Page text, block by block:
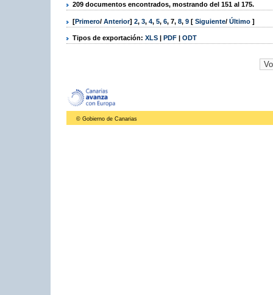
209 documentos encontrados, mostrando del 151 al 175.
[Primero/ Anterior] 2, 3, 4, 5, 6, 7, 8, 9 [ Siguiente/ Último ]
Tipos de exportación: XLS | PDF | ODT
© Gobierno de Canarias